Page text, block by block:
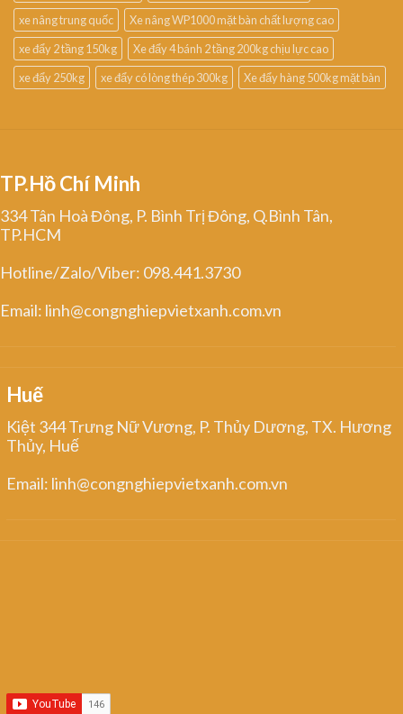
xe nâng trung quốc
Xe nâng WP1000 mặt bàn chất lượng cao
xe đẩy 2 tầng 150kg
Xe đẩy 4 bánh 2 tầng 200kg chịu lực cao
xe đẩy 250kg
xe đẩy có lòng thép 300kg Xe đẩy hàng 500kg mặt bàn
TP.Hồ Chí Minh
334 Tân Hoà Đông, P. Bình Trị Đông, Q.Bình Tân,
TP.HCM
Hotline/Zalo/Viber: 098.441.3730
Email: linh@congnghiepvietxanh.com.vn
Huế
Kiệt 344 Trưng Nữ Vương, P. Thủy Dương, TX. Hương
Thủy, Huế
Email: linh@congnghiepvietxanh.com.vn